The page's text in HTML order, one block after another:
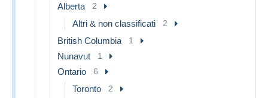
Alberta 2
Altri & non classificati 2
British Columbia 1
Nunavut 1
Ontario 6
Toronto 2